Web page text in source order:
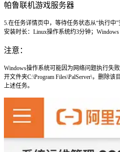
帕鲁联机游戏服务器
5.在任务详情页中， 等待任务状态从“执行中”
安装时长：Linux操作系统约3分钟；Windows
注意：
Windows操作系统可能因为网络问题执行失
开文件夹C:\Program Files\PalServer\，删除
上述任务。